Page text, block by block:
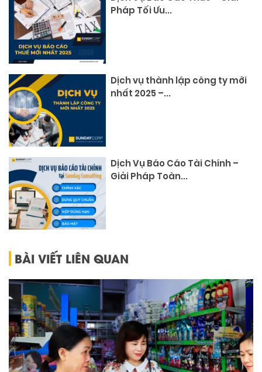
Pháp Tối Ưu...
Dịch vụ thành lập công ty mới
nhất 2025 –...
Dịch Vụ Báo Cáo Tài Chính –
Giải Pháp Toàn...
BÀI VIẾT LIÊN QUAN